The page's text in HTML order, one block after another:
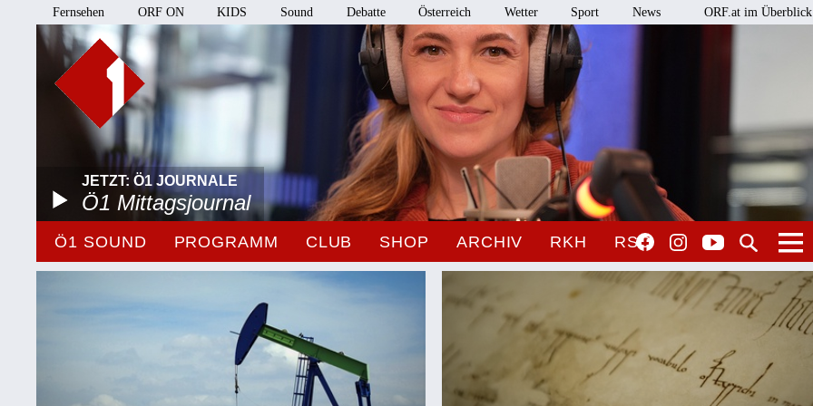
Fernsehen ORF ON KIDS Sound Debatte Österreich Wetter Sport News ORF.at im Überblick
JETZT: Ö1 JOURNALE
Ö1 Mittagsjournal
Ö1 SOUND PROGRAMM CLUB SHOP ARCHIV RKH RSO